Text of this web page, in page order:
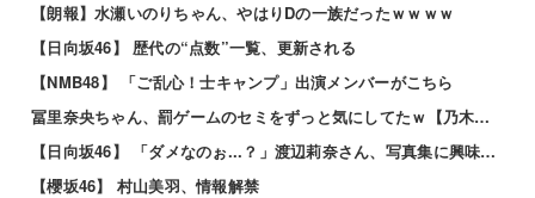
【朗報】水瀬いのりちゃん、やはりDの一族だったｗｗｗｗ
【日向坂46】 歴代の“点数”一覧、更新される
【NMB48】 「ご乱心！士キャンプ」出演メンバーがこちら
冨里奈央ちゃん、罰ゲームのセミをずっと気にしてたｗ【乃木坂46】
【日向坂46】 「ダメなのぉ...？」渡辺莉奈さん、写真集に興味津々
【櫻坂46】 村山美羽、情報解禁